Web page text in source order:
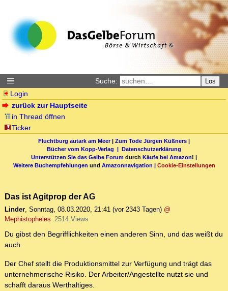
Suche: Los
Login
zurück zur Hauptseite
in Thread öffnen
Ticker
Fluchtburg autark am Meer| Zum Tode Jürgen Küßners |
Bücher vom Kopp-Verlag | Datenschutzerklärung
Unterstützen Sie das Gelbe Forum durch Käufe bei Amazon! |
Weitere Buchempfehlungen und Amazonnavigation | Cookie-Einstellungen
Das ist Agitprop der AG
Linder, Sonntag, 08.03.2020, 21:41 (vor 2343 Tagen) @
Mephistopheles 2514 Views
Du gibst den Begrifflichkeiten einen anderen Sinn, und das weißt du
auch.
Der Chef stellt die Produktionsmittel zur Verfügung und trägt das
unternehmerische Risiko. Der Arbeiter/Angestellte nutzt sie und
schafft daraus Werthaltiges.